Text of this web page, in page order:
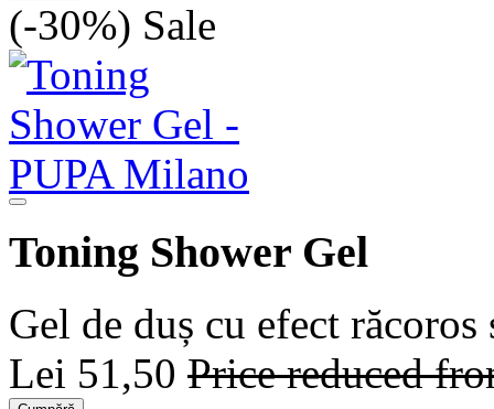
(-30%) Sale
Toning Shower Gel
Gel de duș cu efect
Lei 51,50 Price reduced